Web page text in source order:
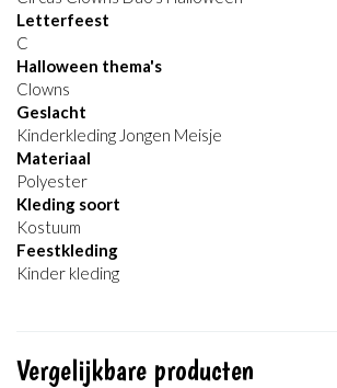
Letterfeest
C
Halloween thema's
Clowns
Geslacht
Kinderkleding Jongen Meisje
Materiaal
Polyester
Kleding soort
Kostuum
Feestkleding
Kinder kleding
Vergelijkbare producten